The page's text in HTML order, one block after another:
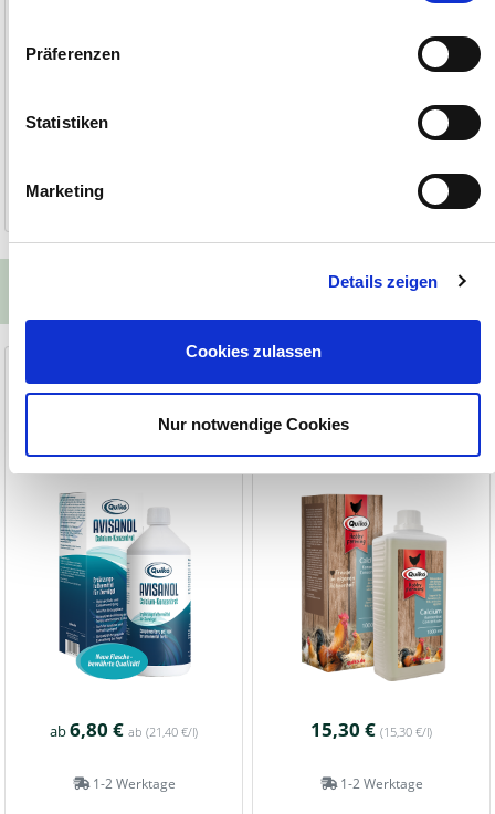
Präferenzen
Statistiken
Marketing
Details zeigen
Cookies zulassen
Nur notwendige Cookies
1-2 Werktage
(80,56 €/kg)
1-2 Werktage
Avisanol Calcium-Konzentrat
ab6,80 € ab (21,40 €/l)
1-2 Werktage
Calcium-Konzentrat für
Legehennen
15,30 € (15,30 €/l)
1-2 Werktage